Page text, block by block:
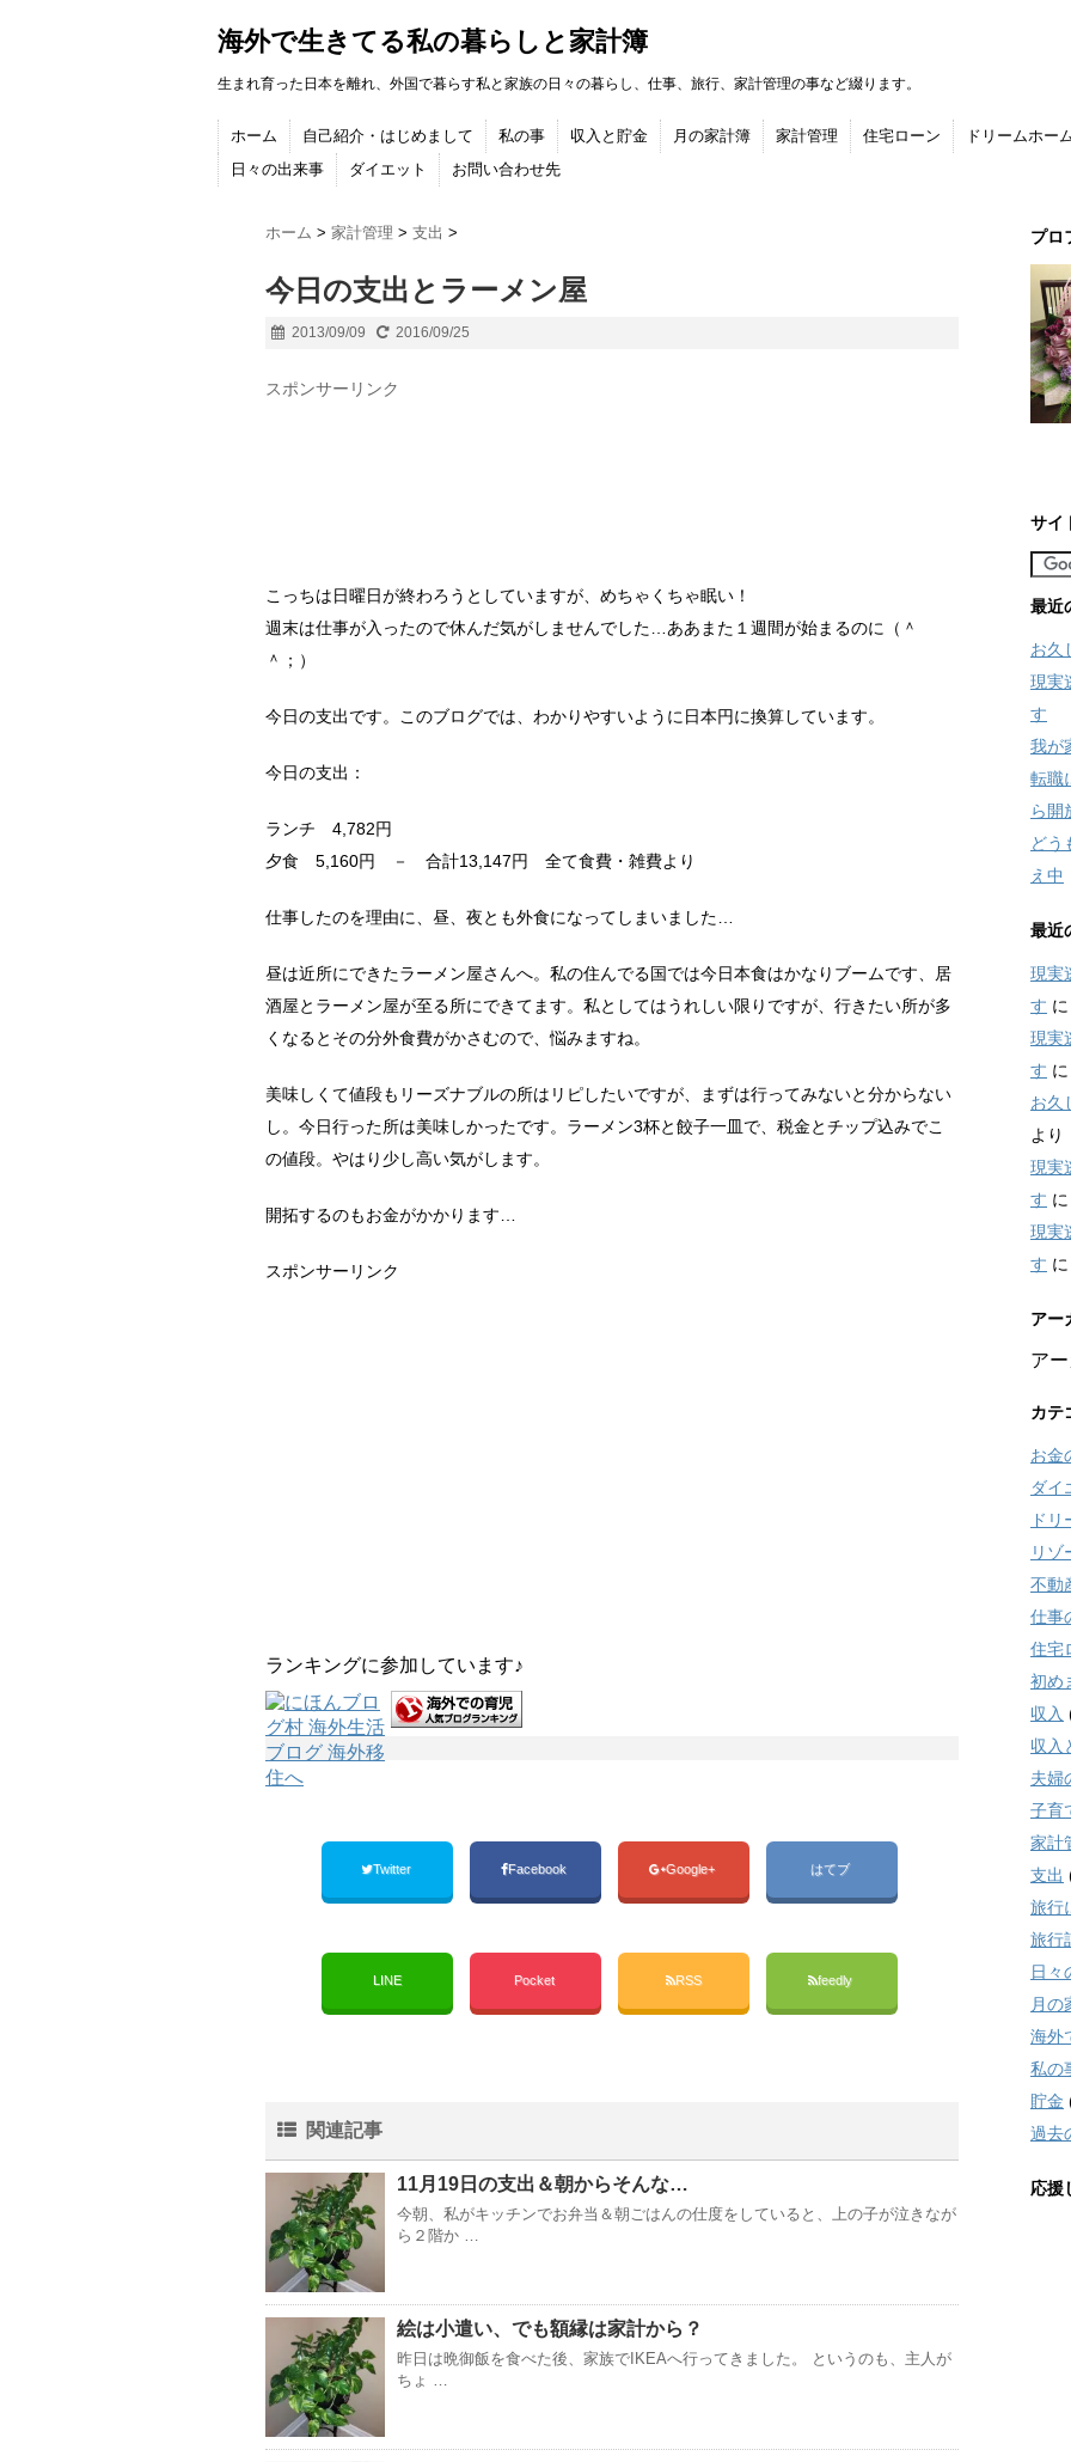
海外で生きてる私の暮らしと家計簿
生まれ育った日本を離れ、外国で暮らす私と家族の日々の暮らし、仕事、旅行、家計管理の事など綴ります。
ホーム 自己紹介・はじめまして 私の事 収入と貯金 月の家計簿 家計管理 住宅ローン ドリームホー
日々の出来事
ダイエット お問い合わせ先
ホーム > 家計管理 > 支出 >
今日の支出とラーメン屋
2013/09/09 2016/09/25
スポンサーリンク
こっちは日曜日が終わろうとしていますが、めちゃくちゃ眠い！
週末は仕事が入ったので休んだ気がしませんでした…ああまた１週間が始まるのに（＾
＾；）
今日の支出です。このブログでは、わかりやすいように日本円に換算しています。
今日の支出：
ランチ 4,782円
夕食 5,160円 － 合計13,147円 全て食費・雑費より
仕事したのを理由に、昼、夜とも外食になってしまいました…
昼は近所にできたラーメン屋さんへ。私の住んでる国では今日本食はかなりブームです、居
酒屋とラーメン屋が至る所にできてます。私としてはうれしい限りですが、行きたい所が多
くなるとその分外食費がかさむので、悩みますね。
美味しくて値段もリーズナブルの所はリピしたいですが、まずは行ってみないと分からない
し。今日行った所は美味しかったです。ラーメン3杯と餃子一皿で、税金とチップ込みでこ
の値段。やはり少し高い気がします。
開拓するのもお金がかかります…
スポンサーリンク
ランキングに参加しています♪
Twitter Facebook Google+ はてブ
LINE Pocket RSS feedly
関連記事
11月19日の支出＆朝からそんな…
今朝、私がキッチンでお弁当＆朝ごはんの仕度をしていると、上の子が泣きなが
ら２階か …
絵は小遣い、でも額縁は家計から？
昨日は晩御飯を食べた後、家族でIKEAへ行ってきました。 というのも、主人が
ちょ …
プロ
サイ
最近
お久
現実
す
我が
転職
ら開
どう
え中
最近
現実
す に
現実
す に
お久
より
現実
す に
現実
す に
アー
ア
カテ
お金
ダイ
ドリ
リゾ
不動
仕事
住宅
初め
収入
収入
夫婦
子育
家計
支出
旅行
旅行
日々
月の
海外
私の
貯金
過去
応援